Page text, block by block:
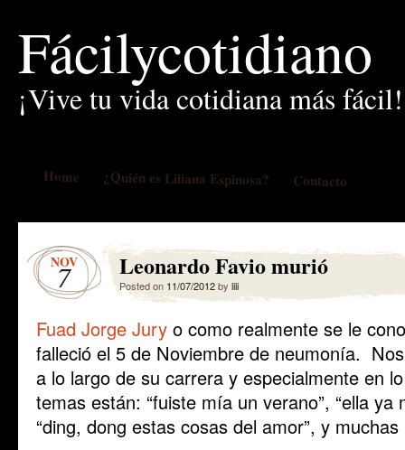
Fácilycotidiano
¡Vive tu vida cotidiana más fácil!
Home ¿Quién es Liliana Espinosa? Contacto
NOV
7 Leonardo Favio murió
Posted on 11/07/2012by lili
Fuad Jorge Jury o como realmente se le
falleció el 5 de Noviembre de neumonía.
a lo largo de su carrera y especialmente en
temas están: “fuiste mía un verano”, “ella ya
“ding, dong estas cosas del amor”, y